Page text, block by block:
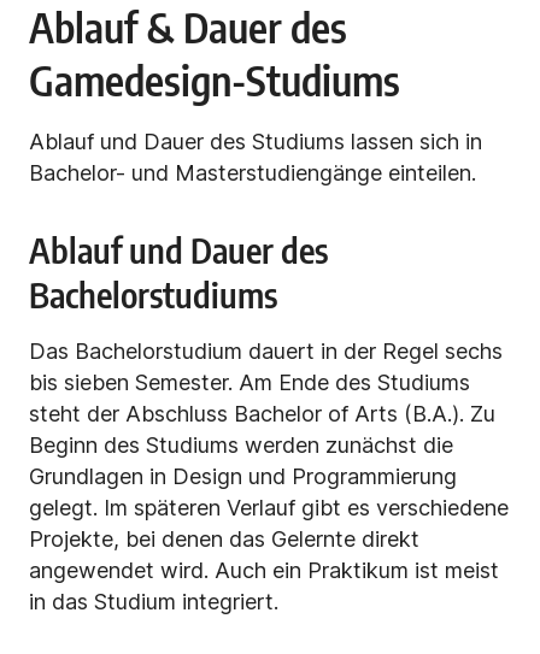
Ablauf & Dauer des
Gamedesign-Studiums
Ablauf und Dauer des Studiums lassen sich in
Bachelor- und Masterstudiengänge einteilen.
Ablauf und Dauer des
Bachelorstudiums
Das Bachelorstudium dauert in der Regel sechs
bis sieben Semester. Am Ende des Studiums
steht der Abschluss Bachelor of Arts (B.A.). Zu
Beginn des Studiums werden zunächst die
Grundlagen in Design und Programmierung
gelegt. Im späteren Verlauf gibt es verschiedene
Projekte, bei denen das Gelernte direkt
angewendet wird. Auch ein Praktikum ist meist
in das Studium integriert.